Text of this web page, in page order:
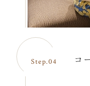
Step.04 コ